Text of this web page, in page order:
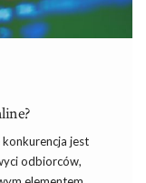
konkurencja jest
odbiorców,